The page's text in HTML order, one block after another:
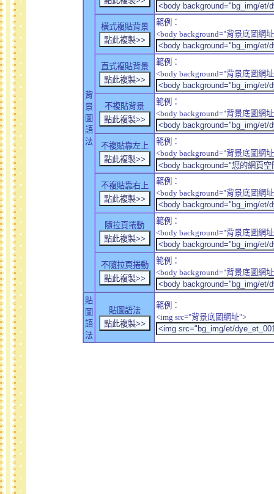
背
景
圖
語
法
橫式複貼背景
範例：
<body background="背景底圖網
直式複貼背景
範例：
<body background="背景底圖網
不複貼背景
範例：
<body background="背景底圖網
不複貼靠左上
範例：
<body background="背景底圖網
不複貼靠右上
範例：
<body background="背景底圖網
隨拉頁捲動
範例：
<body background="背景底圖網
不隨拉頁捲動
範例：
<body background="背景底圖網
貼
圖
語
法
貼圖語法
範例：
<img src="背景底圖網址">